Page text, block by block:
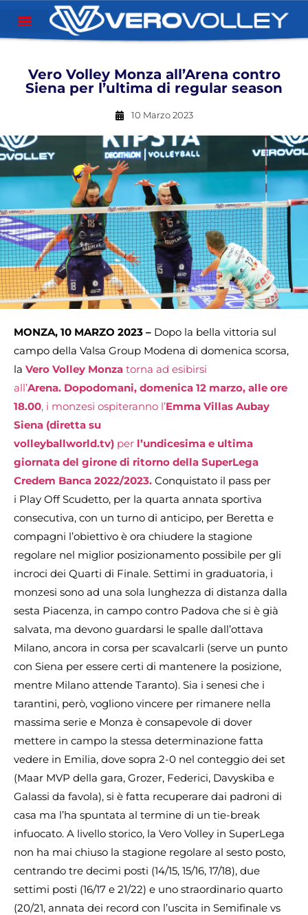
Vero Volley Monza all’Arena contro
Siena per l’ultima di regular season
10 Marzo 2023
MONZA, 10 MARZO 2023 – Dopo la bella vittoria sul
campo della Valsa Group Modena di domenica scorsa,
la Vero Volley Monza torna ad esibirsi
all’Arena. Dopodomani, domenica 12 marzo, alle ore
18.00, i monzesi ospiteranno l’Emma Villas Aubay
Siena (diretta su
volleyballworld.tv) per l’undicesima e ultima
giornata del girone di ritorno della SuperLega
Credem Banca 2022/2023. Conquistato il pass per
i Play Off Scudetto, per la quarta annata sportiva
consecutiva, con un turno di anticipo, per Beretta e
compagni l’obiettivo è ora chiudere la stagione
regolare nel miglior posizionamento possibile per gli
incroci dei Quarti di Finale. Settimi in graduatoria, i
monzesi sono ad una sola lunghezza di distanza dalla
sesta Piacenza, in campo contro Padova che si è già
salvata, ma devono guardarsi le spalle dall’ottava
Milano, ancora in corsa per scavalcarli (serve un punto
con Siena per essere certi di mantenere la posizione,
mentre Milano attende Taranto). Sia i senesi che i
tarantini, però, vogliono vincere per rimanere nella
massima serie e Monza è consapevole di dover
mettere in campo la stessa determinazione fatta
vedere in Emilia, dove sopra 2-0 nel conteggio dei set
(Maar MVP della gara, Grozer, Federici, Davyskiba e
Galassi da favola), si è fatta recuperare dai padroni di
casa ma l’ha spuntata al termine di un tie-break
infuocato. A livello storico, la Vero Volley in SuperLega
non ha mai chiuso la stagione regolare al sesto posto,
centrando tre decimi posti (14/15, 15/16, 17/18), due
settimi posti (16/17 e 21/22) e uno straordinario quarto
(20/21, annata dei record con l’uscita in Semifinale vs